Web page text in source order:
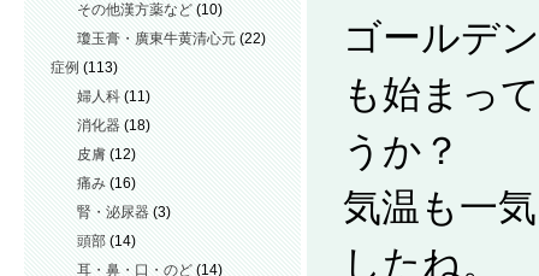
その他漢方薬など (10)
瓊玉膏・廣東牛黄清心元 (22)
症例 (113)
婦人科 (11)
消化器 (18)
皮膚 (12)
痛み (16)
腎・泌尿器 (3)
頭部 (14)
耳・鼻・口・のど (14)
ゴールデ
も始まっ
うか？
気温も一
したね。